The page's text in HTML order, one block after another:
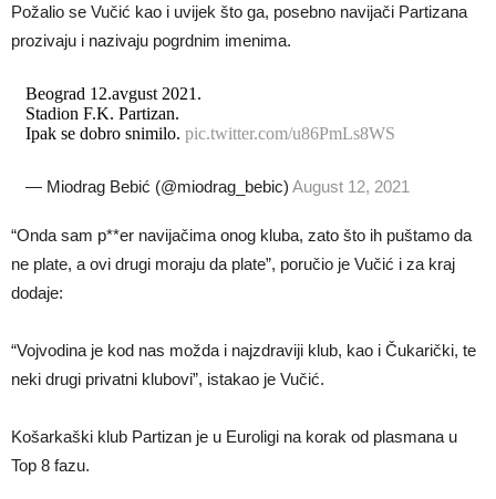
Požalio se Vučić kao i uvijek što ga, posebno navijači Partizana
prozivaju i nazivaju pogrdnim imenima.
Beograd 12.avgust 2021.
Stadion F.K. Partizan.
Ipak se dobro snimilo. pic.twitter.com/u86PmLs8WS
— Miodrag Bebić (@miodrag_bebic) August 12, 2021
“Onda sam p**er navijačima onog kluba, zato što ih puštamo da
ne plate, a ovi drugi moraju da plate”, poručio je Vučić i za kraj
dodaje:
“Vojvodina je kod nas možda i najzdraviji klub, kao i Čukarički, te
neki drugi privatni klubovi”, istakao je Vučić.
Košarkaški klub Partizan je u Euroligi na korak od plasmana u
Top 8 fazu.